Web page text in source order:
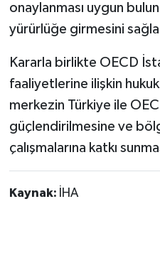
onaylanması uygun
yürürlüğe girmesini
Kararla birlikte OECD
faaliyetlerine ilişkin
merkezin Türkiye ile
güçlendirilmesine ve
çalışmalarına katkı
Kaynak: İHA